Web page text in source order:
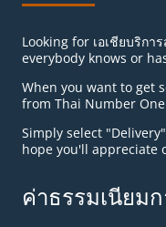
Looking for เอเชียบริกา
everybody knows or
When you want to get
from Thai Number
Simply select
hope you'll appreciate
ค่าธรรมเนียม